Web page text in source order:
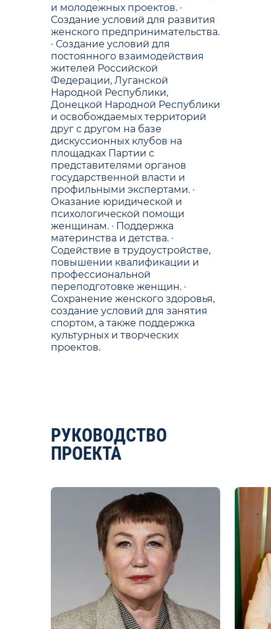
и молодежных проектов. ·
Создание условий для развития
женского предпринимательства.
· Создание условий для
постоянного взаимодействия
жителей Российской
Федерации, Луганской
Народной Республики,
Донецкой Народной Республики
и освобождаемых территорий
друг с другом на базе
дискуссионных клубов на
площадках Партии с
представителями органов
государственной власти и
профильными экспертами. ·
Оказание юридической и
психологической помощи
женщинам. · Поддержка
материнства и детства. ·
Содействие в трудоустройстве,
повышении квалификации и
профессиональной
переподготовке женщин. ·
Сохранение женского здоровья,
создание условий для занятия
спортом, а также поддержка
культурных и творческих
проектов.
РУКОВОДСТВО
ПРОЕКТА